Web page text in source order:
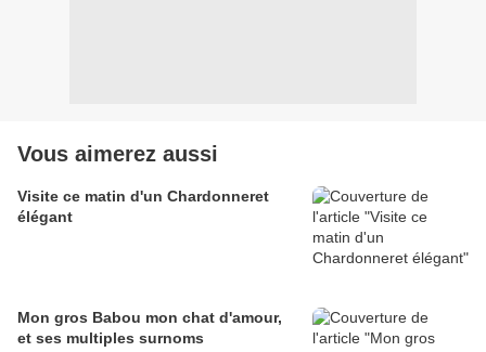
Vous aimerez aussi
Visite ce matin d'un Chardonneret
élégant
Mon gros Babou mon chat d'amour,
et ses multiples surnoms